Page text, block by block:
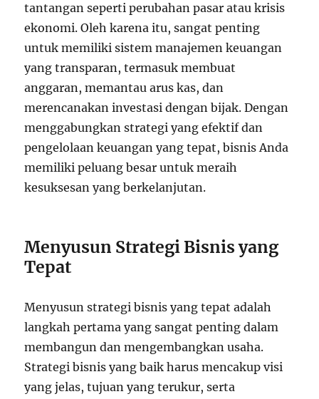
tantangan seperti perubahan pasar atau krisis
ekonomi. Oleh karena itu, sangat penting
untuk memiliki sistem manajemen keuangan
yang transparan, termasuk membuat
anggaran, memantau arus kas, dan
merencanakan investasi dengan bijak. Dengan
menggabungkan strategi yang efektif dan
pengelolaan keuangan yang tepat, bisnis Anda
memiliki peluang besar untuk meraih
kesuksesan yang berkelanjutan.
Menyusun Strategi Bisnis yang
Tepat
Menyusun strategi bisnis yang tepat adalah
langkah pertama yang sangat penting dalam
membangun dan mengembangkan usaha.
Strategi bisnis yang baik harus mencakup visi
yang jelas, tujuan yang terukur, serta